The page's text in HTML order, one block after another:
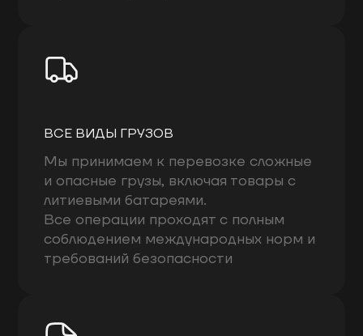
ВСЕ ВИДЫ ГРУЗОВ
Мы принимаем к перевозке сложные
и опасные грузы, включая товары с
литиевыми батареями.
Все операции проходят с полным
соблюдением международных норм и
требований безопасности